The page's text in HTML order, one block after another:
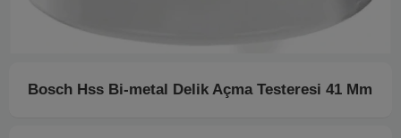
Bosch Hss Bi-metal Delik Açma Testeresi 41 Mm